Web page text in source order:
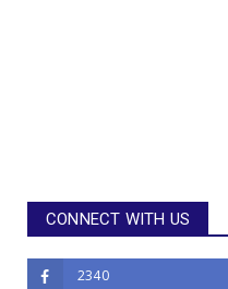
CONNECT WITH US
2340